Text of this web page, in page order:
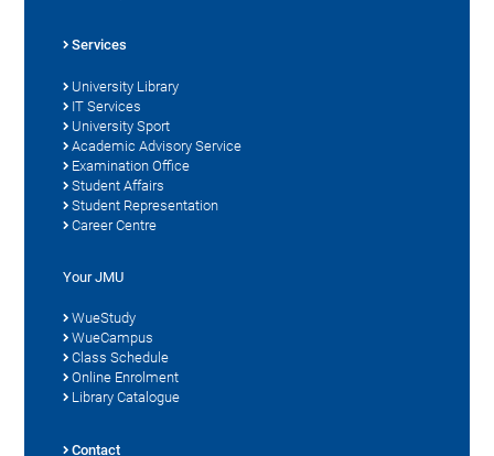
Services
University Library
IT Services
University Sport
Academic Advisory Service
Examination Office
Student Affairs
Student Representation
Career Centre
Your JMU
WueStudy
WueCampus
Class Schedule
Online Enrolment
Library Catalogue
Contact